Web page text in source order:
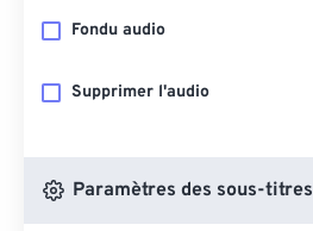
Fondu audio
Supprimer l'audio
Paramètres des sous-titres